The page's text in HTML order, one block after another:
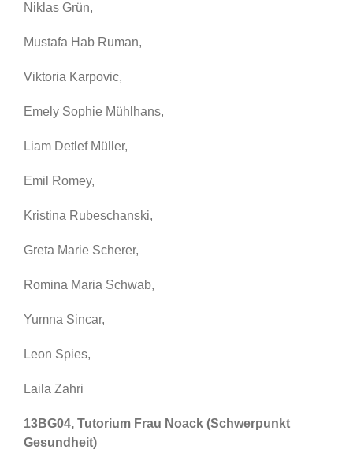
Niklas Grün,
Mustafa Hab Ruman,
Viktoria Karpovic,
Emely Sophie Mühlhans,
Liam Detlef Müller,
Emil Romey,
Kristina Rubeschanski,
Greta Marie Scherer,
Romina Maria Schwab,
Yumna Sincar,
Leon Spies,
Laila Zahri
13BG04, Tutorium Frau Noack (Schwerpunkt
Gesundheit)